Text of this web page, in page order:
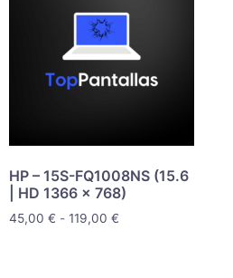
HP – 15S-FQ1008NS (15.6
| HD 1366 x 768)
45,00 € - 119,00 €